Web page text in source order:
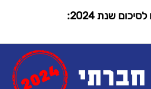
שנת 2024: